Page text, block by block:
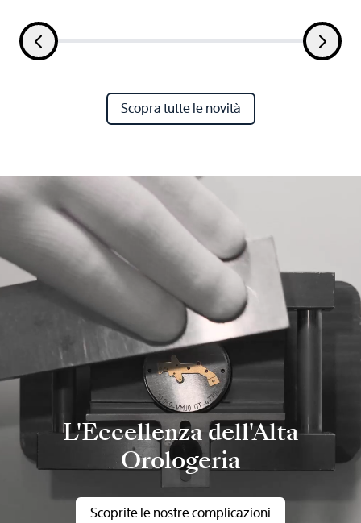
Scopra tutte le novità
L'Eccellenza dell'Alta
Orologeria
Scoprite le nostre complicazioni